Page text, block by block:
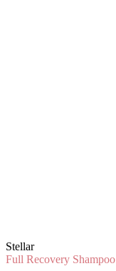
Stellar
Full Recovery Shampoo